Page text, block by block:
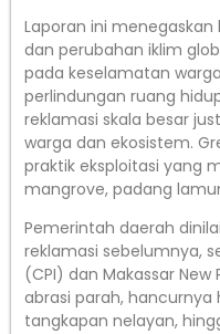
Laporan ini
dan perubahan iklim
pada keselamatan
perlindungan ruang
reklamasi skala besar
warga dan ekosistem.
praktik eksploitasi yang
mangrove, padang
Pemerintah daerah
reklamasi sebelumnya,
(CPI) dan Makassar
abrasi parah,
tangkapan nelayan,